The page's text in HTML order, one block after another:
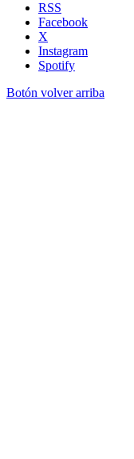
RSS
Facebook
X
Instagram
Spotify
Botón volver arriba